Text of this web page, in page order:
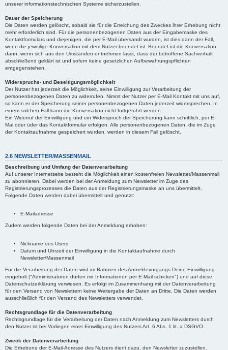
unserer informationstechnischen Systeme sicherzustellen.
Dauer der Speicherung
Die Daten werden gelöscht, sobald sie für die Erreichung des Zweckes ihrer Erhebung nicht
mehr erforderlich sind. Für die personenbezogenen Daten aus der Eingabemaske des
Kontaktformulars und diejenigen, die per E-Mail übersandt wurden, ist dies dann der Fall,
wenn die jeweilige Konversation mit dem Nutzer beendet ist. Beendet ist die Konversation
dann, wenn sich aus den Umständen entnehmen lässt, dass der betroffene Sachverhalt
abschließend geklärt ist und sofern keine gesetzlichen Aufbewahrungspflichten
entgegenstehen.
Widerspruchs- und Beseitigungsmöglichkeit
Der Nutzer hat jederzeit die Möglichkeit, seine Einwilligung zur Verarbeitung der
personenbezogenen Daten zu widerrufen. Nimmt der Nutzer per E-Mail Kontakt mit uns auf,
so kann er der Speicherung seiner personenbezogenen Daten jederzeit widersprechen. In
einem solchen Fall kann die Konversation nicht fortgeführt werden.
Ein Widerruf der Einwilligung und ein Widerspruch der Speicherung kann schriftlich, per E-
Mai oder üder das Kontaktformular erfolgen. Alle personenbezogenen Daten, die im Zuge
der Kontaktaufnahme gespeichert wurden, werden in diesem Fall gelöscht.
2.6 NEWSLETTER/MASSENMAIL
Beschreibung und Umfang der Datenverarbeitung
Auf unserer Internetseite besteht die Möglichkeit einen kostenfreien Newsletter/Massenmail
zu abonnieren. Dabei werden bei der Anmeldung zum Newsletter im Zuge des
Registrierungsprozesses die Daten aus der Registrierungsmaske an uns übermittelt.
Folgende Daten werden dabei übermittelt und genutzt:
E-Mailadresse
Zudem werden folgende Daten bei der Anmeldung erhoben:
Nickname des Users
Datum und Uhrzeit der Einwilligung in die Kontaktaufnahme durch
Newsletter/Massenmail
Für die Verarbeitung der Daten wird im Rahmen des Anmeldevorgangs Deine Einwilligung
eingeholt ("Administratoren dürfen mir Informationen per E-Mail schicken") und auf diese
Datenschutzerklärung verwiesen. Es erfolgt im Zusammenhang mit der Datenverarbeitung
für den Versand von Newslettern keine Weitergabe der Daten an Dritte. Die Daten werden
ausschließlich für den Versand des Newsletters verwendet.
Rechtsgrundlage für die Datenverarbeitung
Rechtsgrundlage für die Verarbeitung der Daten nach Anmeldung zum Newsletters durch
den Nutzer ist bei Vorliegen einer Einwilligung des Nutzers Art. 6 Abs. 1 lit. a DSGVO.
Zweck der Datenverarbeitung
Die Erhebung der E-Mail-Adresse des Nutzers dient dazu, den Newsletter zuzustellen.